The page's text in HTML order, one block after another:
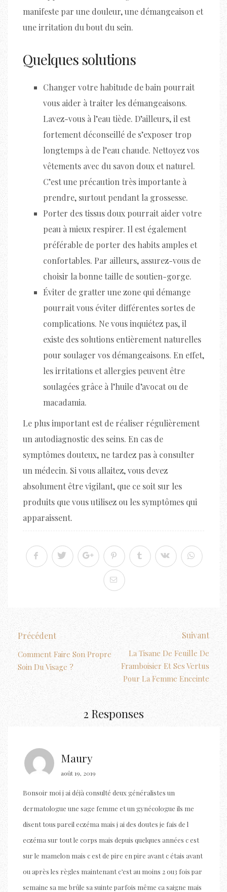
manifeste par une douleur, une démangeaison et
une irritation du bout du sein.
Quelques solutions
Changer votre habitude de bain pourrait
vous aider à traiter les démangeaisons.
Lavez-vous à l’eau tiède. D’ailleurs, il est
fortement déconseillé de s’exposer trop
longtemps à de l’eau chaude. Nettoyez vos
vêtements avec du savon doux et naturel.
C’est une précaution très importante à
prendre, surtout pendant la grossesse.
Porter des tissus doux pourrait aider votre
peau à mieux respirer. Il est également
préférable de porter des habits amples et
confortables. Par ailleurs, assurez-vous de
choisir la bonne taille de soutien-gorge.
Éviter de gratter une zone qui démange
pourrait vous éviter différentes sortes de
complications. Ne vous inquiétez pas, il
existe des solutions entièrement naturelles
pour soulager vos démangeaisons. En effet,
les irritations et allergies peuvent être
soulagées grâce à l’huile d’avocat ou de
macadamia.
Le plus important est de réaliser régulièrement
un autodiagnostic des seins. En cas de
symptômes douteux, ne tardez pas à consulter
un médecin. Si vous allaitez, vous devez
absolument être vigilant, que ce soit sur les
produits que vous utilisez ou les symptômes qui
apparaissent.
Précédent
Comment Faire Son Propre
Soin Du Visage ?
Suivant
La Tisane De Feuille De
Framboisier Et Ses Vertus
Pour La Femme Enceinte
2 Responses
Maury
août 19, 2019
Bonsoir moi j ai déjà consulté deux généralistes un
dermatologue une sage femme et un gynécologue ils me
disent tous pareil eczéma mais j ai des doutes je fais de l
eczéma sur tout le corps mais depuis quelques années c est
sur le mamelon mais c est de pire en pire avant c étais avant
ou après les règles maintenant c’est au moins 2 ou3 fois par
semaine sa me brûle sa suinte parfois même ca saigne mais